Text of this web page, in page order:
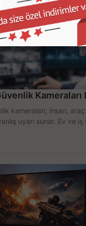
Kameraları
kameraları; insan,
uyarı sunar. Ev ve